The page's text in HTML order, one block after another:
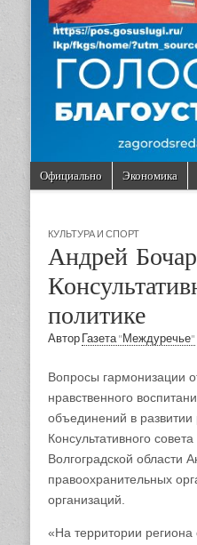
Main menu
Skip to content
Официально Экономика
КУЛЬТУРА И СПОРТ
Андрей
политике
Автор Газета "Междуречье"
Вопросы гармонизации
нравственного
объединений в
Консультативного
Волгоградской области
правоохранительных
организаций.
«На территории региона